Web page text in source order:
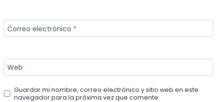
Correo electrónico *
Web
Guardar mi nombre, correo electrónico y sitio web en este
navegador para la próxima vez que comente.